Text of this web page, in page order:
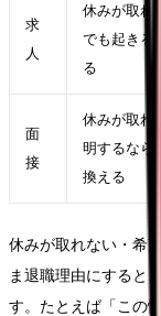
求
人
休みが取れ
でも起きる
る
面
接
休みが取れ
明するなら
換える
休みが取れない・希
ま退職理由にすると
す。たとえば「この